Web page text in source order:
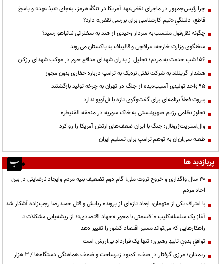
چرا رئیس‌جمهور در ماجرای نقض‌عهد آمریکا در تنگهٔ هرمز، به‌جای «نبذ عهد» و پاسخ
قاطع، دلتنگیِ «تیم کارشناسی برای بررسی نقض» دارد؟
چگونه نقل‌قول منتسب به سردار وحیدی از هند به سخنرانی نتانیاهو رسید؟
سخنگوی وزارت خارجه: عراقچی و قالیباف به پاکستان می‌روند
۱۵۶ شب خدمت به مردم؛ تجلیل از پدران شهدای مدافع حرم در موکب شهدای رزکان
هشدار گرینلند به شرکت نفتی نزدیک به ترامپ درباره حفاری بدون مجوز
95 واحد تولیدی آسیب‌دیده از جنگ در تهران به چرخه تولید بازگشتند
بیروت فعلاً برنامه‌ای برای گفت‌وگوی تازه با تل‌آویو ندارد
تجاوز نظامی رژیم صهیونیستی به خاک سوریه در منطقه القنیطره
وال‌استریت‌ژرونال: جنگ با ایران ضعف‌های ارتش آمریکا را رو کرد
طعنه سی‌ان‌ان به توهم ترامپ برای تسلیم ایران
پربازدید ها
۳۰ سال واگذاری و خروج ثروت ملی؛ گام دوم تضعیف بنیه مردم وایجاد نارضایتی در بین
احاد مردم
با اعتراف یکی از متهمان، ابعاد تازه‌ای از پرونده ربایش و قتل حمیدرضا رجب‌زاده آشکار شد
آغاز یک سلسله‌کلیپ ۱۰ قسمتی با محور «جهاد اقتصادی»؛ از ریشه‌یابی مشکلات تا
راهکارهایی که می‌تواند مسیر اقتصاد کشور را تغییر دهد
توافقِ بدونِ تاییدِ رهبری؛ تنها یک قراردادِ بی‌ارزش است
ریمـدان؛ مرزی گرفتار در صف، کمبود زیرساخت و ضعف هماهنگی دستگاه‌ها / ۳ هزار